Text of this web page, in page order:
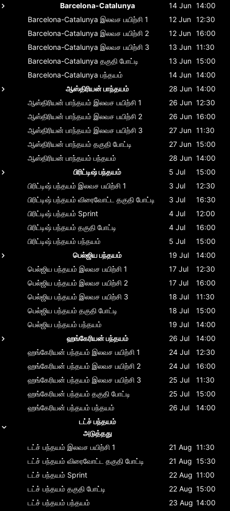
Barcelona-Catalunya
14 Jun 14:00
Barcelona-Catalunya இலவச பயிற்சி 1 12 Jun 12:30
Barcelona-Catalunya இலவச பயிற்சி 2 12 Jun 16:00
Barcelona-Catalunya இலவச பயிற்சி 3 13 Jun 11:30
Barcelona-Catalunya தகுதி போட்டி 13 Jun 15:00
Barcelona-Catalunya பந்தயம் 14 Jun 14:00
ஆஸ்திரியன் பாந்தயம்
28 Jun 14:00
ஆஸ்திரியன் பாந்தயம் இலவச பயிற்சி 1 26 Jun 12:30
ஆஸ்திரியன் பாந்தயம் இலவச பயிற்சி 2 26 Jun 16:00
ஆஸ்திரியன் பாந்தயம் இலவச பயிற்சி 3 27 Jun 11:30
ஆஸ்திரியன் பாந்தயம் தகுதி போட்டி 27 Jun 15:00
ஆஸ்திரியன் பாந்தயம் பந்தயம் 28 Jun 14:00
பிரிட்டிஷ் பந்தயம்
5 Jul
15:00
பிரிட்டிஷ் பந்தயம் இலவச பயிற்சி 1 3 Jul
12:30
பிரிட்டிஷ் பந்தயம் விரைவோட்ட தகுதி போட்டி 3 Jul
16:30
பிரிட்டிஷ் பந்தயம் Sprint 4 Jul
12:00
பிரிட்டிஷ் பந்தயம் தகுதி போட்டி 4 Jul
16:00
பிரிட்டிஷ் பந்தயம் பந்தயம் 5 Jul
15:00
பெல்ஜிய பந்தயம்
19 Jul
14:00
பெல்ஜிய பந்தயம் இலவச பயிற்சி 1 17 Jul
12:30
பெல்ஜிய பந்தயம் இலவச பயிற்சி 2 17 Jul
16:00
பெல்ஜிய பந்தயம் இலவச பயிற்சி 3 18 Jul
11:30
பெல்ஜிய பந்தயம் தகுதி போட்டி 18 Jul
15:00
பெல்ஜிய பந்தயம் பந்தயம் 19 Jul
14:00
ஹங்கேரியன் பந்தயம்
26 Jul
14:00
ஹங்கேரியன் பந்தயம் இலவச பயிற்சி 1 24 Jul
12:30
ஹங்கேரியன் பந்தயம் இலவச பயிற்சி 2 24 Jul
16:00
ஹங்கேரியன் பந்தயம் இலவச பயிற்சி 3 25 Jul
11:30
ஹங்கேரியன் பந்தயம் தகுதி போட்டி 25 Jul
15:00
ஹங்கேரியன் பந்தயம் பந்தயம் 26 Jul
14:00
டட்ச் பந்தயம்
அடுத்தது
டட்ச் பந்தயம் இலவச பயிற்சி 1 21 Aug 11:30
டட்ச் பந்தயம் விரைவோட்ட தகுதி போட்டி 21 Aug 15:30
டட்ச் பந்தயம் Sprint 22 Aug 11:00
டட்ச் பந்தயம் தகுதி போட்டி 22 Aug 15:00
டட்ச் பந்தயம் பந்தயம் 23 Aug 14:00